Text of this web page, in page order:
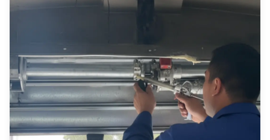
problème de fermeture en métal.